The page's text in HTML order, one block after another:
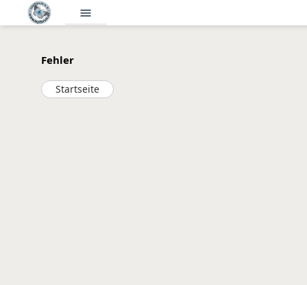
menu
Fehler
Startseite